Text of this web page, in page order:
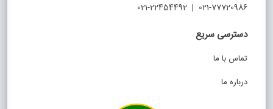
021-77720986 | 021-22454492
دسترسی سریع
تماس با ما
درباره ما